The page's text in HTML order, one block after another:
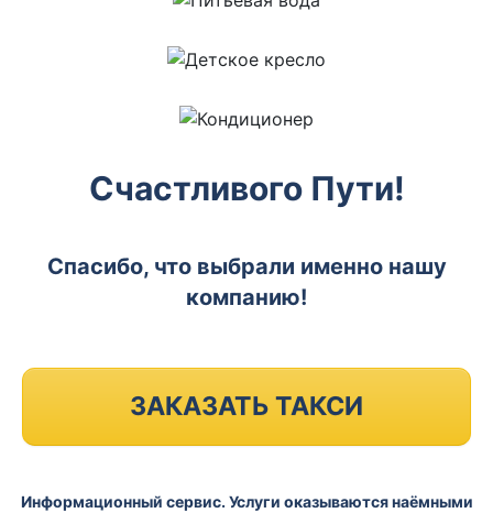
Счастливого Пути!
Спасибо, что выбрали именно нашу
компанию!
ЗАКАЗАТЬ ТАКСИ
Информационный сервис. Услуги оказываются наёмными